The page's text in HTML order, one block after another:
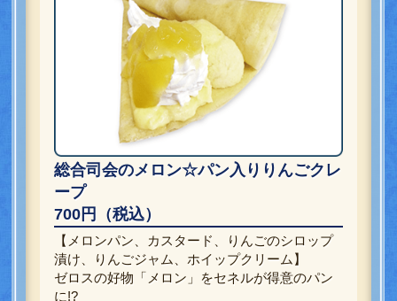
総合司会のメロン☆パン入りりんごクレ
ープ
700円（税込）
【メロンパン、カスタード、りんごのシロップ
漬け、りんごジャム、ホイップクリーム】
ゼロスの好物「メロン」をセネルが得意のパン
に!?